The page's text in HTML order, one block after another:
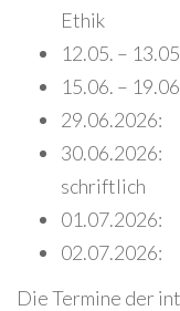
Ethik
12.05. –
15.06. –
schriftlich
Die Termine der